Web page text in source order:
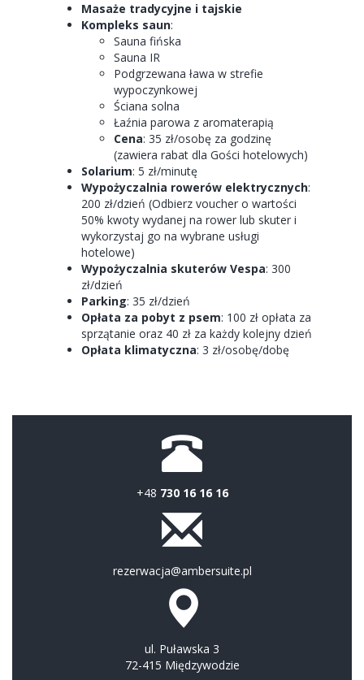
Masaże tradycyjne i tajskie
Kompleks saun:
Sauna fińska
Sauna IR
Podgrzewana ława w strefie
wypoczynkowej
Ściana solna
Łaźnia parowa z aromaterapią
Cena: 35 zł/osobę za godzinę
(zawiera rabat dla Gości hotelowych)
Solarium: 5 zł/minutę
Wypożyczalnia rowerów elektrycznych:
200 zł/dzień (Odbierz voucher o wartości
50% kwoty wydanej na rower lub skuter i
wykorzystaj go na wybrane usługi
hotelowe)
Wypożyczalnia skuterów Vespa: 300
zł/dzień
Parking: 35 zł/dzień
Opłata za pobyt z psem: 100 zł opłata za
sprzątanie oraz 40 zł za każdy kolejny dzień
Opłata klimatyczna: 3 zł/osobę/dobę
+48 730 16 16 16
rezerwacja@ambersuite.pl
ul. Puławska 3
72-415 Międzywodzie